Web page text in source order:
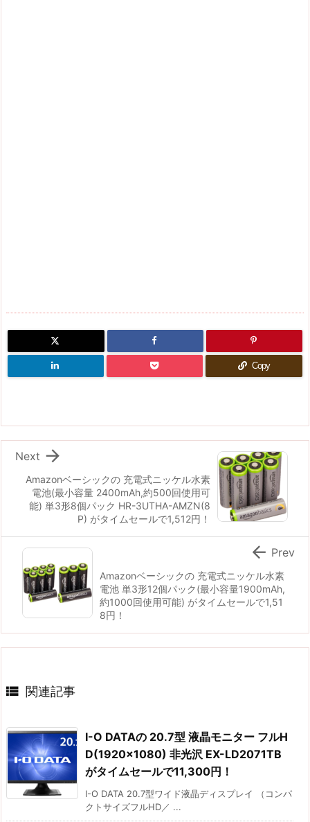
Copy
Amazonベーシックの 充電式ニッケル水素
電池(最小容量 2400mAh,約500回使用可
能) 単3形8個パック HR-3UTHA-AMZN(8
P) がタイムセールで1,512円！

Next
Amazonベーシックの 充電式ニッケル水素
電池 単3形12個パック(最小容量1900mAh,
約1000回使用可能) がタイムセールで1,51
8円！
 Prev
 関連記事
I-O DATAの 20.7型 液晶モニター フルH
D(1920×1080) 非光沢 EX-LD2071TB
がタイムセールで11,300円！
I-O DATA 20.7型ワイド液晶ディスプレイ （コンパ
クトサイズフルHD／ ...